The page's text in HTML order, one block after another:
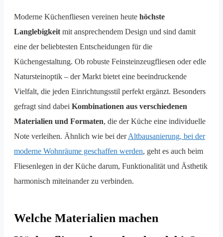
Moderne Küchenfliesen vereinen heute höchste
Langlebigkeit mit ansprechendem Design und sind damit
eine der beliebtesten Entscheidungen für die
Küchengestaltung. Ob robuste Feinsteinzeugfliesen oder edle
Natursteinoptik – der Markt bietet eine beeindruckende
Vielfalt, die jeden Einrichtungsstil perfekt ergänzt. Besonders
gefragt sind dabei Kombinationen aus verschiedenen
Materialien und Formaten, die der Küche eine individuelle
Note verleihen. Ähnlich wie bei derAltbausanierung, bei der
moderne Wohnräume geschaffen werden, geht es auch beim
Fliesenlegen in der Küche darum, Funktionalität und Ästhetik
harmonisch miteinander zu verbinden.
Welche Materialien machen